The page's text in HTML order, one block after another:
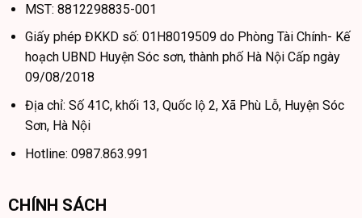
MST: 8812298835-001
Giấy phép ĐKKD số: 01H8019509 do Phòng Tài Chính- Kế
hoạch UBND Huyện Sóc sơn, thành phố Hà Nội Cấp ngày
09/08/2018
Địa chỉ: Số 41C, khối 13, Quốc lộ 2, Xã Phù Lỗ, Huyện Sóc
Sơn, Hà Nội
Hotline: 0987.863.991
CHÍNH SÁCH